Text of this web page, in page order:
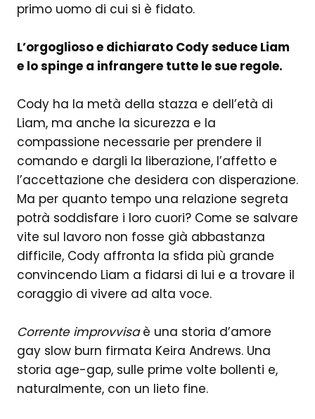
primo uomo di cui si è fidato.
L’orgoglioso e dichiarato Cody seduce Liam
e lo spinge a infrangere tutte le sue regole.
Cody ha la metà della stazza e dell’età di
Liam, ma anche la sicurezza e la
compassione necessarie per prendere il
comando e dargli la liberazione, l’affetto e
l’accettazione che desidera con disperazione.
Ma per quanto tempo una relazione segreta
potrà soddisfare i loro cuori? Come se salvare
vite sul lavoro non fosse già abbastanza
difficile, Cody affronta la sfida più grande
convincendo Liam a fidarsi di lui e a trovare il
coraggio di vivere ad alta voce.
Corrente improvvisaè una storia d’amore
gay slow burn firmata Keira Andrews. Una
storia age-gap, sulle prime volte bollenti e,
naturalmente, con un lieto fine.